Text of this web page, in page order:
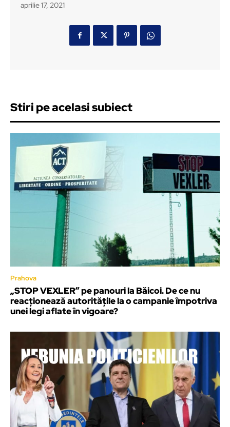
aprilie 17, 2021
Stiri pe acelasi subiect
Prahova
„STOP VEXLER” pe panouri la Băicoi. De ce nu
reacționează autoritățile la o campanie împotriva
unei legi aflate în vigoare?